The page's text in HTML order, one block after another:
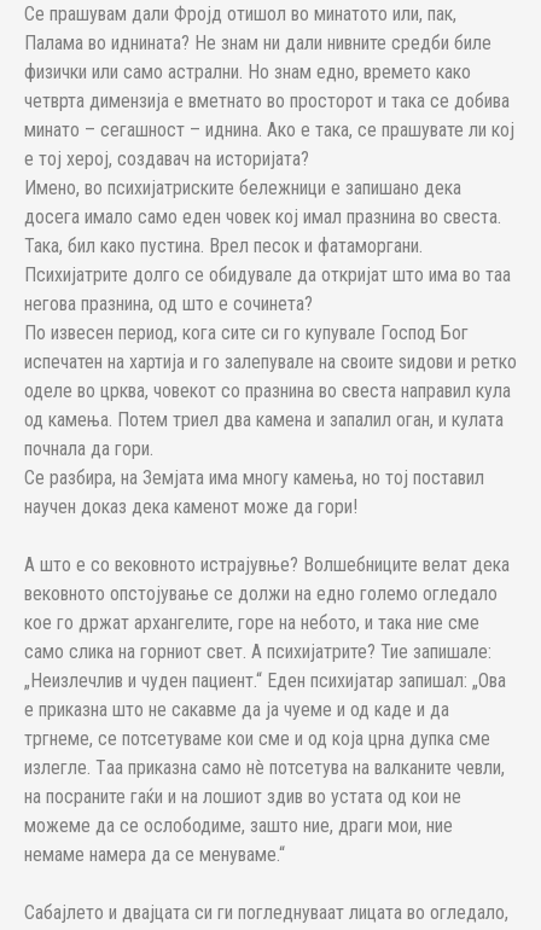
Се прашувам дали Фројд отишол во минатото или, пак,
Палама во иднината? Не знам ни дали нивните средби биле
физички или само астрални. Но знам едно, времето како
четврта димензија е вметнато во просторот и така се добива
минато – сегашност – иднина. Ако е така, се прашувате ли кој
е тој херој, создавач на историјата?
Имено, во психијатриските бележници е запишано дека
досега имало само еден човек кој имал празнина во свеста.
Така, бил како пустина. Врел песок и фатаморгани.
Психијатрите долго се обидувале да откријат што има во таа
негова празнина, од што е сочинета?
По извесен период, кога сите си го купувале Господ Бог
испечатен на хартија и го залепувале на своите ѕидови и ретко
оделе во црква, човекот со празнина во свеста направил кула
од камења. Потем триел два камена и запалил оган, и кулата
почнала да гори.
Се разбира, на Земјата има многу камења, но тој поставил
научен доказ дека каменот може да гори!
А што е со вековното истрајувње? Волшебниците велат дека
вековното опстојување се должи на едно големо огледало
кое го држат архангелите, горе на небото, и така ние сме
само слика на горниот свет. А психијатрите? Тие запишале:
„Неизлечлив и чуден пациент.“ Еден психијатар запишал: „Ова
е приказна што не сакавме да ја чуеме и од каде и да
тргнеме, се потсетуваме кои сме и од која црна дупка сме
излегле. Тaa приказна само нè потсетува на валканите чевли,
на посраните гаќи и на лошиот здив во устата од кои не
можеме да се ослободиме, зашто ние, драги мои, ние
немаме намера да се менуваме.“
Сабајлето и двајцата си ги погледнуваат лицата во огледало,